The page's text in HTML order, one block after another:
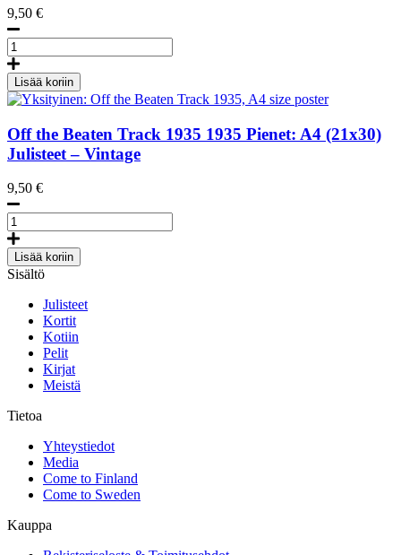
9,50 €
Off
the
Beaten
Track
1928,
A4
size
poster
Lisää koriin
Off the Beaten Track 1935 1935 Pienet: A4 (21x30)
Julisteet – Vintage
9,50 €
Off
the
Beaten
Track
poster
määrä
Lisää koriin
Sisältö
Julisteet
Kortit
Kotiin
Pelit
Kirjat
Meistä
Tietoa
Yhteystiedot
Media
Come to Finland
Come to Sweden
Kauppa